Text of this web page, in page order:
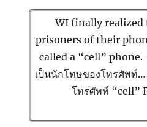
WI finally realized
prisoners of their
called a “cell”
เป็นนักโทษของโทรศัพท์…
โทรศัพท์ “cell”